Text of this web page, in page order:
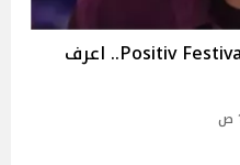
ويل سميث يحيي مهرجان Positiv Festival.. اعرف